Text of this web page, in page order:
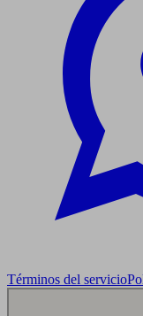
Términos del servicio